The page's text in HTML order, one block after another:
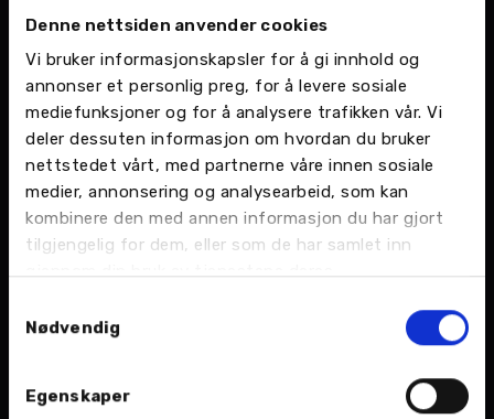
Denne nettsiden anvender cookies
Vi bruker informasjonskapsler for å gi innhold og
annonser et personlig preg, for å levere sosiale
mediefunksjoner og for å analysere trafikken vår. Vi
deler dessuten informasjon om hvordan du bruker
nettstedet vårt, med partnerne våre innen sosiale
medier, annonsering og analysearbeid, som kan
kombinere den med annen informasjon du har gjort
tilgjengelig for dem, eller som de har samlet inn
gjennom din bruk av tjenestene deres.
Nødvendig
Egenskaper
stor familie. Så når regnskapssjef Anne-Grethe
Fygle Hansen får spørsmål om hva som er en
god dag på jobben for henne, så kommer svaret
kontant:
– Hver dag er en god dag. Fantastisk når alt går
på skinner og utfordringer løser seg på en bra
måte.
Hun har 13 år bak seg i Nordvik Gruppen og har
denne forklaringen på hvorfor folk trives der:
mange faglige utfordringer.